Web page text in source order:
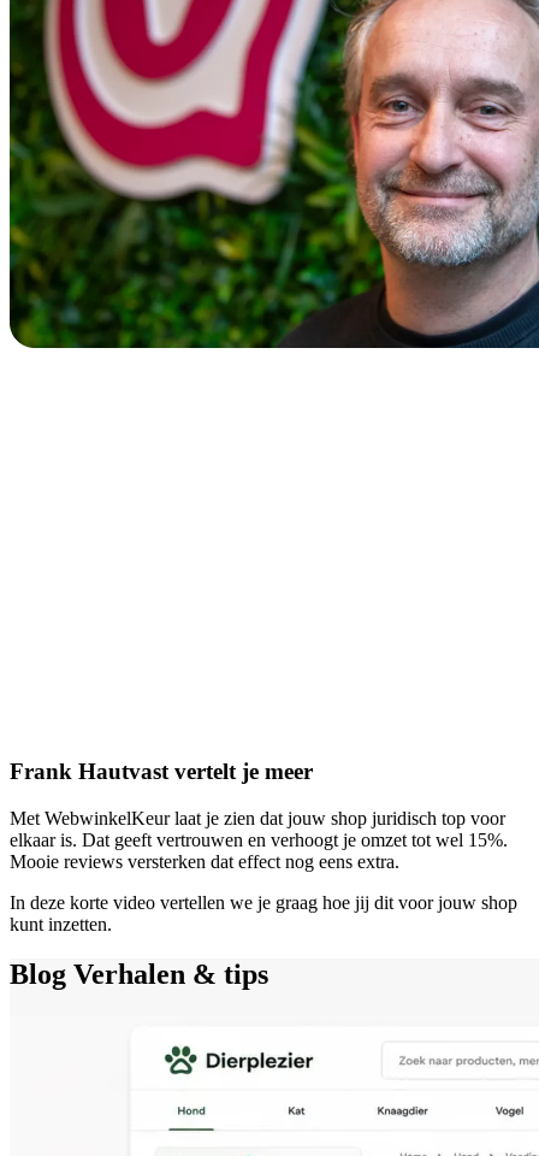
Frank Hautvast vertelt je meer
Met WebwinkelKeur laat je zien dat jouw shop juridisch top voor
elkaar is. Dat geeft vertrouwen en verhoogt je omzet tot wel 15%.
Mooie reviews versterken dat effect nog eens extra.
In deze korte video vertellen we je graag hoe jij dit voor jouw shop
kunt inzetten.
Blog Verhalen & tips